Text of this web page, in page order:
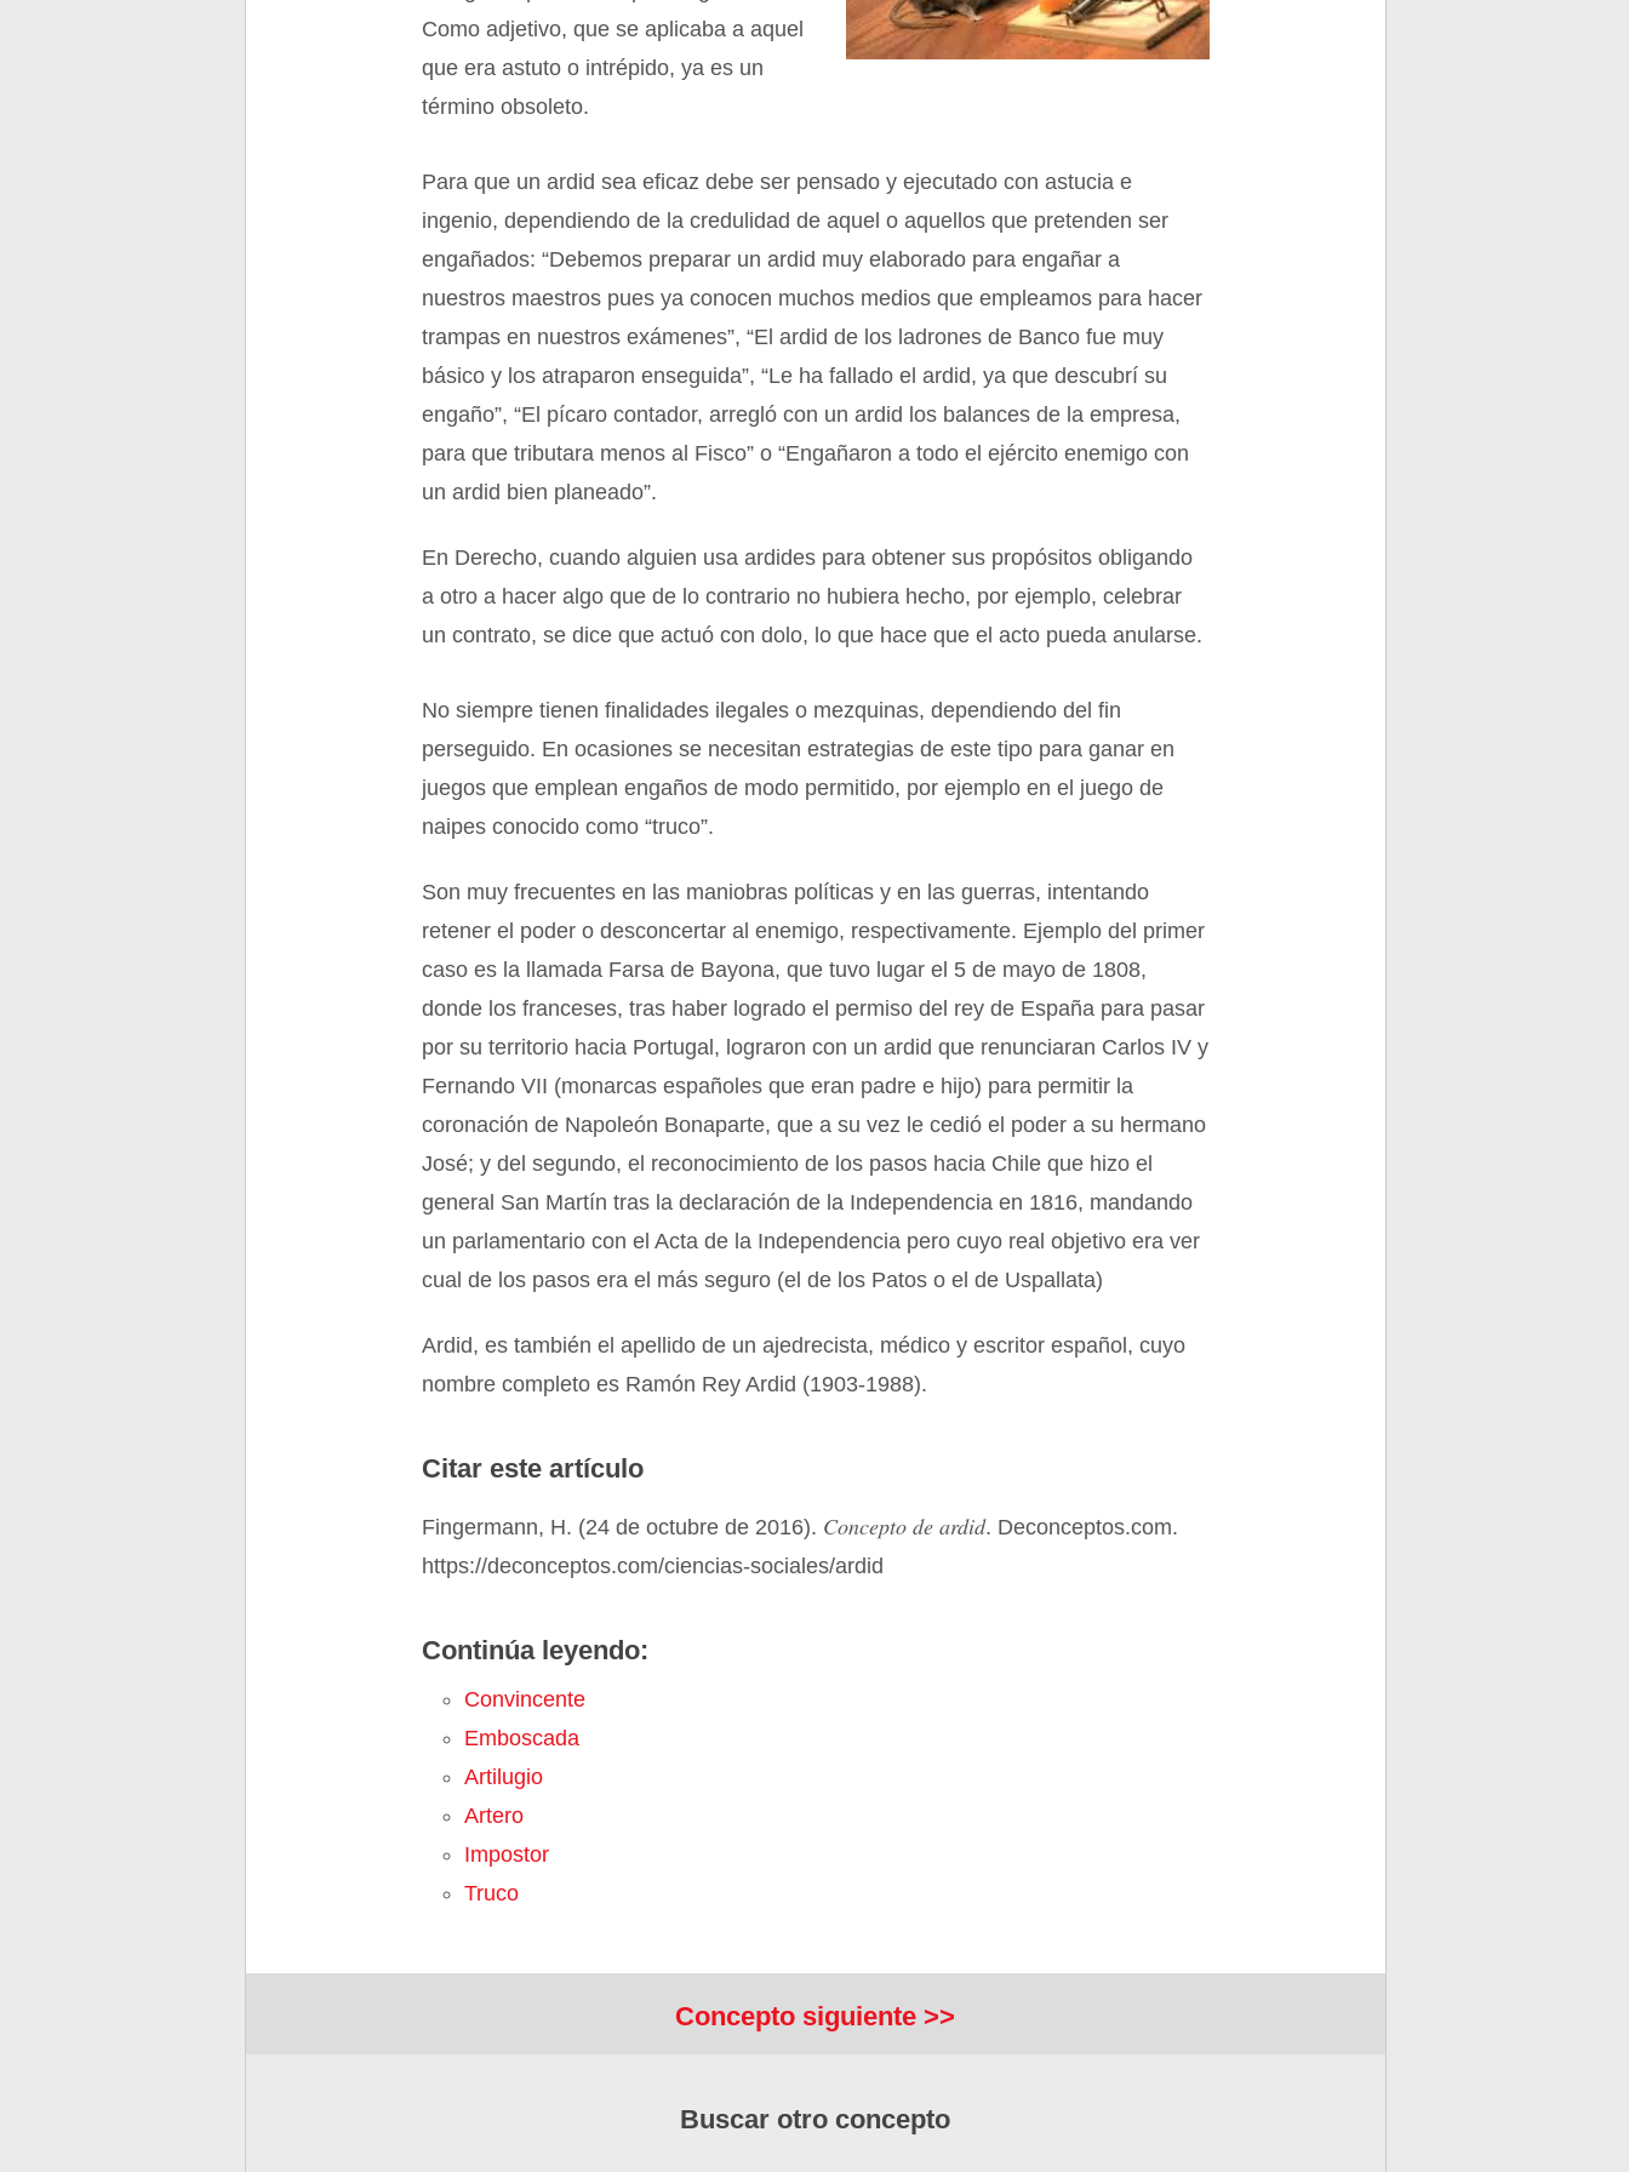
Como adjetivo, que se aplicaba a aquel
que era astuto o intrépido, ya es un
término obsoleto.
Para que un ardid sea eficaz debe ser pensado y ejecutado con astucia e
ingenio, dependiendo de la credulidad de aquel o aquellos que pretenden ser
engañados: “Debemos preparar un ardid muy elaborado para engañar a
nuestros maestros pues ya conocen muchos medios que empleamos para hacer
trampas en nuestros exámenes”, “El ardid de los ladrones de Banco fue muy
básico y los atraparon enseguida”, “Le ha fallado el ardid, ya que descubrí su
engaño”, “El pícaro contador, arregló con un ardid los balances de la empresa,
para que tributara menos al Fisco” o “Engañaron a todo el ejército enemigo con
un ardid bien planeado”.
En Derecho, cuando alguien usa ardides para obtener sus propósitos obligando
a otro a hacer algo que de lo contrario no hubiera hecho, por ejemplo, celebrar
un contrato, se dice que actuó con dolo, lo que hace que el acto pueda anularse.
No siempre tienen finalidades ilegales o mezquinas, dependiendo del fin
perseguido. En ocasiones se necesitan estrategias de este tipo para ganar en
juegos que emplean engaños de modo permitido, por ejemplo en el juego de
naipes conocido como “truco”.
Son muy frecuentes en las maniobras políticas y en las guerras, intentando
retener el poder o desconcertar al enemigo, respectivamente. Ejemplo del primer
caso es la llamada Farsa de Bayona, que tuvo lugar el 5 de mayo de 1808,
donde los franceses, tras haber logrado el permiso del rey de España para pasar
por su territorio hacia Portugal, lograron con un ardid que renunciaran Carlos IV y
Fernando VII (monarcas españoles que eran padre e hijo) para permitir la
coronación de Napoleón Bonaparte, que a su vez le cedió el poder a su hermano
José; y del segundo, el reconocimiento de los pasos hacia Chile que hizo el
general San Martín tras la declaración de la Independencia en 1816, mandando
un parlamentario con el Acta de la Independencia pero cuyo real objetivo era ver
cual de los pasos era el más seguro (el de los Patos o el de Uspallata)
Ardid, es también el apellido de un ajedrecista, médico y escritor español, cuyo
nombre completo es Ramón Rey Ardid (1903-1988).
Citar este artículo
Fingermann, H. (24 de octubre de 2016). Concepto de ardid. Deconceptos.com.
https://deconceptos.com/ciencias-sociales/ardid
Continúa leyendo:
Convincente
Emboscada
Artilugio
Artero
Impostor
Truco
Concepto siguiente >>
Buscar otro concepto